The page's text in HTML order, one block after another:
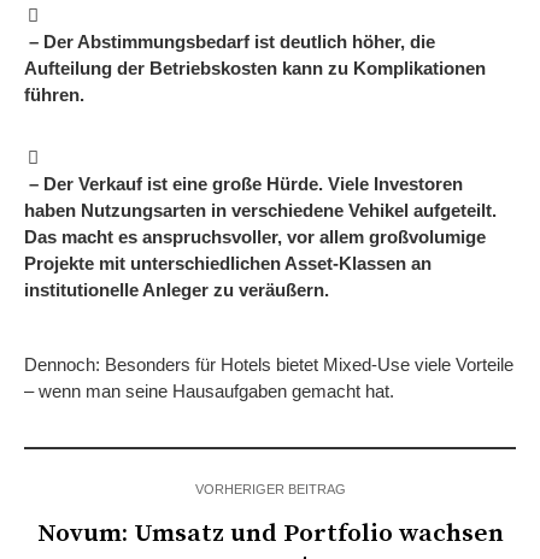
– Der Abstimmungsbedarf ist deutlich höher, die
Aufteilung der Betriebskosten kann zu Komplikationen
führen.
– Der Verkauf ist eine große Hürde. Viele Investoren
haben Nutzungsarten in verschiedene Vehikel aufgeteilt.
Das macht es anspruchsvoller, vor allem großvolumige
Projekte mit unterschiedlichen Asset-Klassen an
institutionelle Anleger zu veräußern.
Dennoch: Besonders für Hotels bietet Mixed-Use viele Vorteile
– wenn man seine Hausaufgaben gemacht hat.
VORHERIGER BEITRAG
Novum: Umsatz und Portfolio wachsen